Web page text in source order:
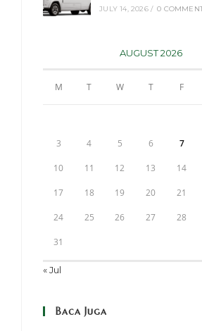
JULY 14, 2026 / 0
AUGUST 2026
M T W T F
3 4 5 6 7
10 11 12 13 14
17 18 19 20 21
24 25 26 27 28
31
« Jul
Baca Juga